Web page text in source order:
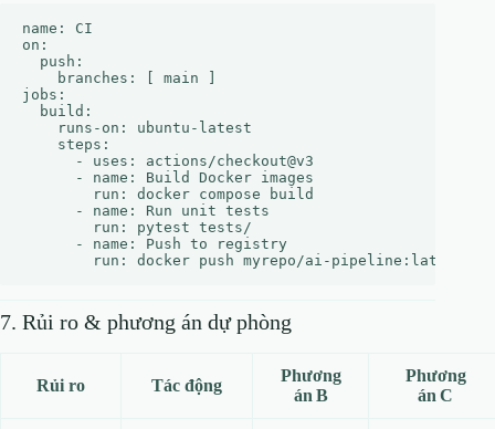
name: CI
on:
  push:
    branches: [ main ]
jobs:
  build:
    runs-on: ubuntu-latest
    steps:
      - uses: actions/checkout@v3
      - name: Build Docker images
        run: docker compose build
      - name: Run unit tests
        run: pytest tests/
      - name: Push to registry
7. Rủi ro & phương án dự phòng
Rủi ro Tác động
Phương
án B
Phương
án C